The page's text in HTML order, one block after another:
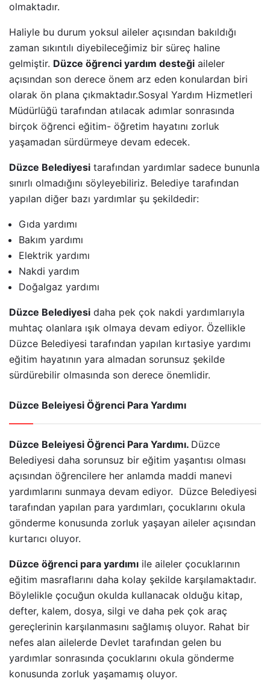
olmaktadır.
Haliyle bu durum yoksul aileler açısından bakıldığı
zaman sıkıntılı diyebileceğimiz bir süreç haline
gelmiştir. Düzce öğrenci yardım desteği aileler
açısından son derece önem arz eden konulardan biri
olarak ön plana çıkmaktadır.Sosyal Yardım Hizmetleri
Müdürlüğü tarafından atılacak adımlar sonrasında
birçok öğrenci eğitim- öğretim hayatını zorluk
yaşamadan sürdürmeye devam edecek.
Düzce Belediyesi tarafından yardımlar sadece bununla
sınırlı olmadığını söyleyebiliriz. Belediye tarafından
yapılan diğer bazı yardımlar şu şekildedir:
Gıda yardımı
Bakım yardımı
Elektrik yardımı
Nakdi yardım
Doğalgaz yardımı
Düzce Belediyesi daha pek çok nakdi yardımlarıyla
muhtaç olanlara ışık olmaya devam ediyor. Özellikle
Düzce Belediyesi tarafından yapılan kırtasiye yardımı
eğitim hayatının yara almadan sorunsuz şekilde
sürdürebilir olmasında son derece önemlidir.
Düzce Beleiyesi Öğrenci Para Yardımı
Düzce Beleiyesi Öğrenci Para Yardımı. Düzce
Belediyesi daha sorunsuz bir eğitim yaşantısı olması
açısından öğrencilere her anlamda maddi manevi
yardımlarını sunmaya devam ediyor. Düzce Belediyesi
tarafından yapılan para yardımları, çocuklarını okula
gönderme konusunda zorluk yaşayan aileler açısından
kurtarıcı oluyor.
Düzce öğrenci para yardımı ile aileler çocuklarının
eğitim masraflarını daha kolay şekilde karşılamaktadır.
Böylelikle çocuğun okulda kullanacak olduğu kitap,
defter, kalem, dosya, silgi ve daha pek çok araç
gereçlerinin karşılanmasını sağlamış oluyor. Rahat bir
nefes alan ailelerde Devlet tarafından gelen bu
yardımlar sonrasında çocuklarını okula gönderme
konusunda zorluk yaşamamış oluyor.